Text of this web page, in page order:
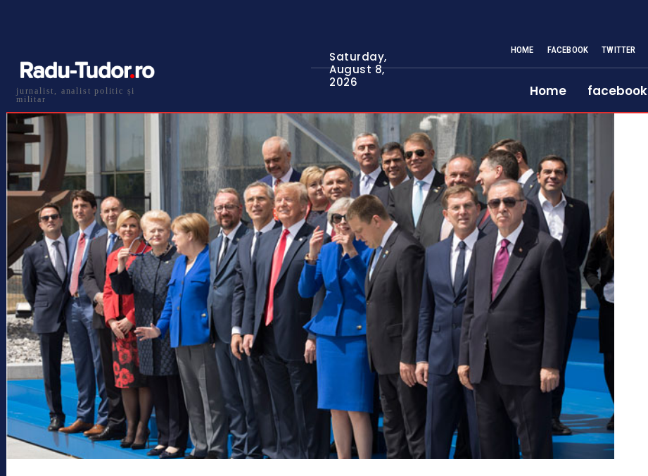
jurnalist, analist politic și
militar
Saturday,
August 8,
2026
HOME FACEBOOK TWITTER
Home facebook